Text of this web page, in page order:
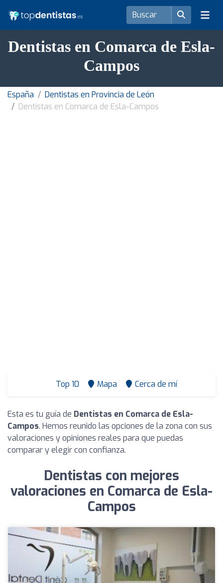
Dentistas en Comarca de Esla-
Campos
España
Dentistas en Provincia de León
Dentistas en Comarca de Esla-Campos
Top 10 Mapa Cerca de mí
Esta es tu guía de Dentistas en Comarca de Esla-
Campos. Hemos reunido las opciones de la zona con sus
valoraciones y opiniones reales para que puedas
comparar y elegir con confianza.
Dentistas con mejores
valoraciones en Comarca de Esla-
Campos